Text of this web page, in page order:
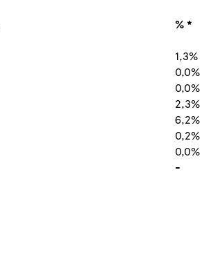
% *
1,3%
0,0%
0,0%
2,3%
6,2%
0,2%
0,0%
-